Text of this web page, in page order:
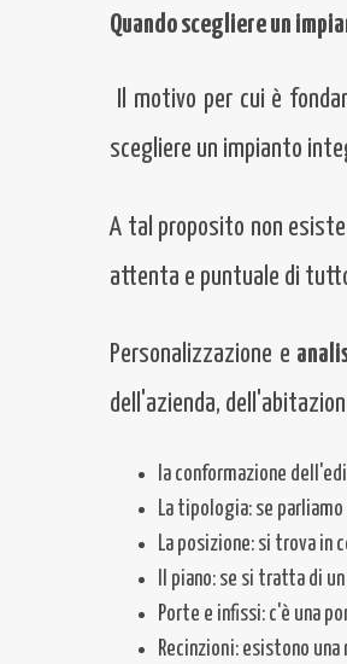
Quando scegliere un
Il motivo per cui è
scegliere un impianto
A tal proposito non
attenta e puntuale di
Personalizzazione e
dell'azienda,
la conformazione
La tipologia: se
La posizione: si trova in
Il piano: se si tratta di
Porte e infissi: c'è una
Recinzioni: esistono una